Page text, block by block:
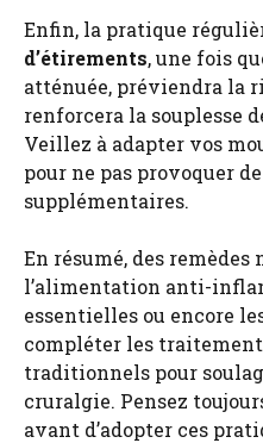
Enfin, la pratique
d’étirements, une fois
atténuée, préviendra la
renforcera la souplesse
Veillez à adapter vos
pour ne pas provoquer
supplémentaires.
En résumé, des remèdes
l’alimentation anti-
essentielles ou encore
compléter les
traditionnels pour
cruralgie. Pensez
avant d’adopter ces